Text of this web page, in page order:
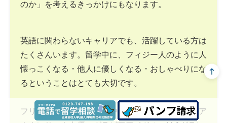
のか」を考えるきっかけにもなります。
英語に関わらないキャリアでも、活躍している方は
たくさんいます。留学中に、フィジー人のように人
懐っこくなる・他人に優しくなる・おしゃべりにな
るということはとても大切です。
フリーバードの卒業生の中には、テレビ局の女子ア